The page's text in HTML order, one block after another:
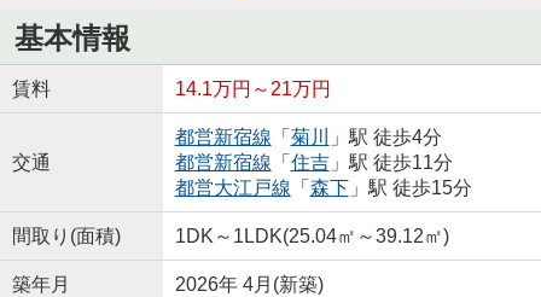
基本情報
賃料 14.1万円～21万円
交通
都営新宿線 「 菊川
」駅 徒歩4分
都営新宿線 「 住吉」駅 徒歩11分
都営大江戸線 「 森下」駅 徒歩15分
間取り(面積) 1DK～1LDK(25.04㎡～39.12㎡)
築年月 2026年 4月(新築)